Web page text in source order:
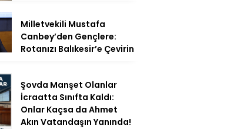
Milletvekili Mustafa
Canbey’den Gençlere:
Rotanızı Balıkesir’e Çevirin
Şovda Manşet Olanlar
İcraatta Sınıfta Kaldı:
Onlar Kaçsa da Ahmet
Akın Vatandaşın Yanında!